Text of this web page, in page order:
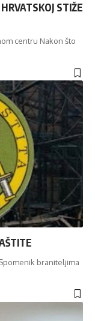
STIŽE
centru Nakon što
braniteljima